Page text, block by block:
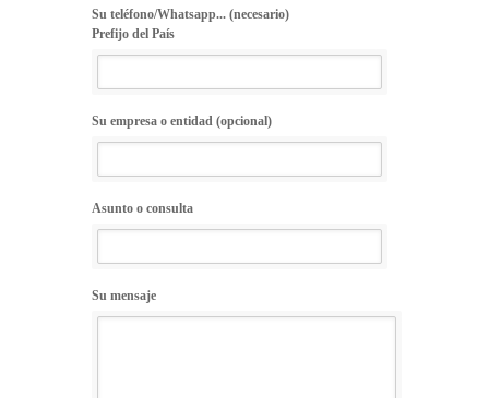
Su teléfono/Whatsapp... (necesario)
Prefijo del País
Su empresa o entidad (opcional)
Asunto o consulta
Su mensaje